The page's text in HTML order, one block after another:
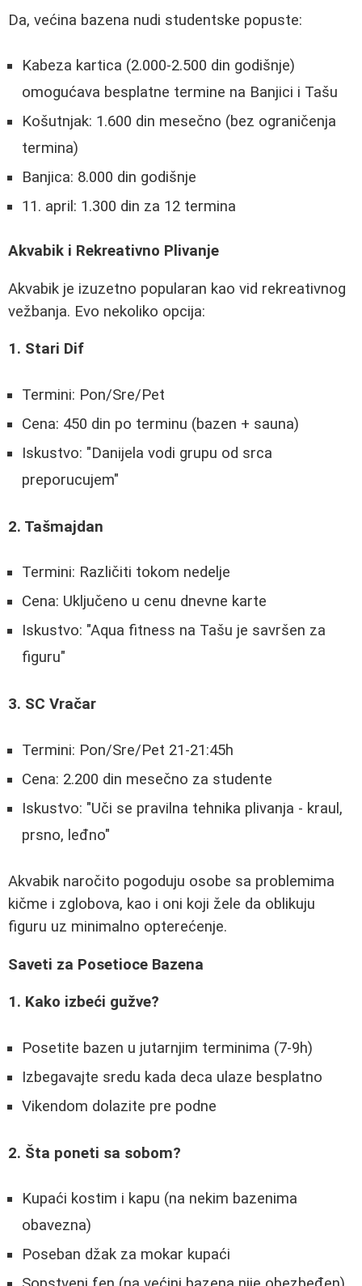
Da, većina bazena nudi studentske popuste:
Kabeza kartica (2.000-2.500 din godišnje)
omogućava besplatne termine na Banjici i Tašu
Košutnjak: 1.600 din mesečno (bez ograničenja
termina)
Banjica: 8.000 din godišnje
11. april: 1.300 din za 12 termina
Akvabik i Rekreativno Plivanje
Akvabik je izuzetno popularan kao vid rekreativnog
vežbanja. Evo nekoliko opcija:
1. Stari Dif
Termini: Pon/Sre/Pet
Cena: 450 din po terminu (bazen + sauna)
Iskustvo: "Danijela vodi grupu od srca
preporucujem"
2. Tašmajdan
Termini: Različiti tokom nedelje
Cena: Uključeno u cenu dnevne karte
Iskustvo: "Aqua fitness na Tašu je savršen za
figuru"
3. SC Vračar
Termini: Pon/Sre/Pet 21-21:45h
Cena: 2.200 din mesečno za studente
Iskustvo: "Uči se pravilna tehnika plivanja - kraul,
prsno, leđno"
Akvabik naročito pogoduju osobe sa problemima
kičme i zglobova, kao i oni koji žele da oblikuju
figuru uz minimalno opterećenje.
Saveti za Posetioce Bazena
1. Kako izbeći gužve?
Posetite bazen u jutarnjim terminima (7-9h)
Izbegavajte sredu kada deca ulaze besplatno
Vikendom dolazite pre podne
2. Šta poneti sa sobom?
Kupaći kostim i kapu (na nekim bazenima
obavezna)
Poseban džak za mokar kupaći